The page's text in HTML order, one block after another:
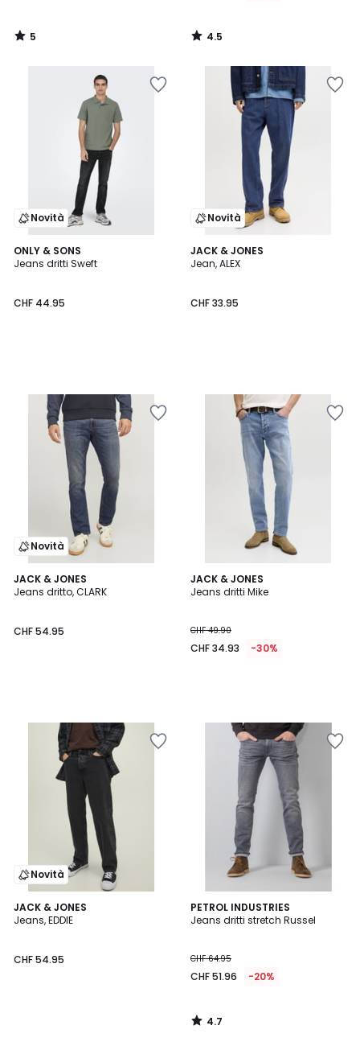
5
/
4.5
/
Novità
ONLY & SONS
Jeans dritti Sweft
CHF 44.95
Novità
JACK & JONES
Jean, ALEX
CHF 33.95
Novità
JACK & JONES
Jeans dritto, CLARK
CHF 54.95
JACK & JONES
Jeans dritti Mike
CHF 49.90
CHF 34.93 -30%
Novità
JACK & JONES
Jeans, EDDIE
CHF 54.95
PETROL INDUSTRIES
Jeans dritti stretch Russel
CHF 64.95
CHF 51.96 -20%
4.7
/ 5
4.7
/